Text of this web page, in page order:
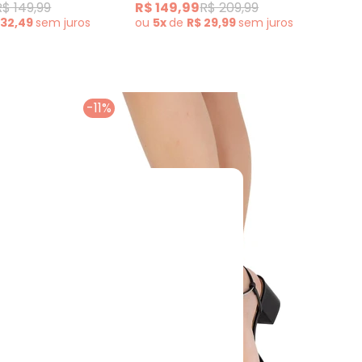
149,99
32,49semjuros
R$ 149,99R$ 209,99
ou 5xde R$ 29,99semjuros
-11%